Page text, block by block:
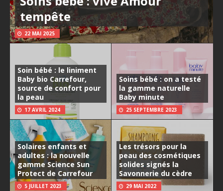
tempête
22 MAI 2025
Soin bébé : le liniment
Baby bio Carrefour,
source de confort pour
la peau
17 AVRIL 2024
Soins bébé : on a testé
la gamme naturelle
Baby minute
25 SEPTEMBRE 2023
Solaires enfants et
adultes : la nouvelle
gamme Science Sun
Protect de Carrefour
5 JUILLET 2023
Les trésors pour la
peau des cosmétiques
solides signés la
Savonnerie du cèdre
29 MAI 2022